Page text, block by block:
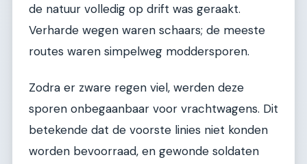
de natuur volledig op drift was geraakt.
Verharde wegen waren schaars; de meeste
routes waren simpelweg moddersporen.
Zodra er zware regen viel, werden deze
sporen onbegaanbaar voor vrachtwagens. Dit
betekende dat de voorste linies niet konden
worden bevoorraad, en gewonde soldaten